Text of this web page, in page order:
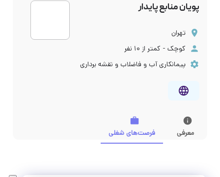
پويان منابع پایدار
تهران
کوچک - کمتر از ۱۰ نفر
پیمانکاری آب و فاضلاب و نقشه برداری
معرفی فرصت‌های شغلی